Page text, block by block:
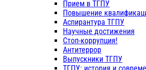
Прием в ТГПУ
Повышение
Аспирантура ТГПУ
Научные достижения
Стоп-коррупция!
Антитеррор
Выпускники ТГПУ